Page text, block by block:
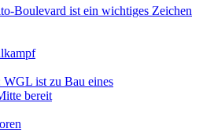
Boulevard ist ein wichtiges Zeichen
ist zu Bau eines
bereit